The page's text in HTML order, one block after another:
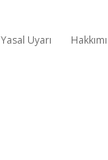
Yasal Uyarı